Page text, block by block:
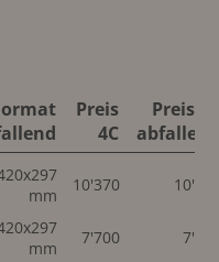
Preis
4C
Preis
mm
10'370
mm
7'700